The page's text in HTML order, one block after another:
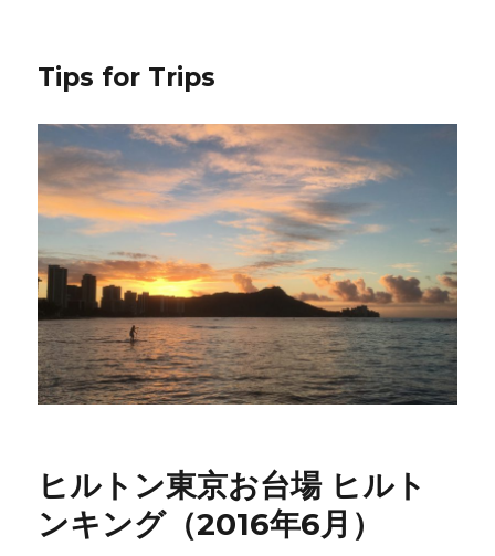
Tips for Trips
ヒルトン東京お台場 ヒルト
ンキング（2016年6月）